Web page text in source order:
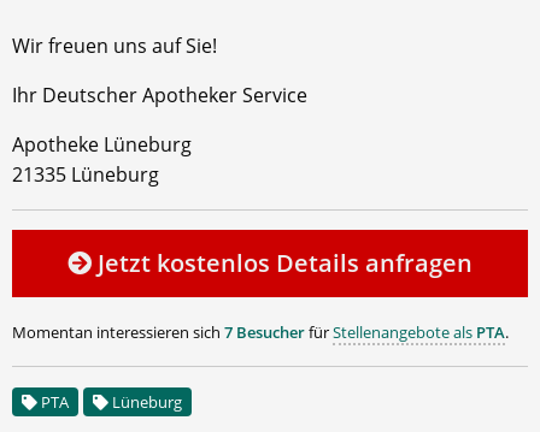
Wir freuen uns auf Sie!
Ihr Deutscher Apotheker Service
Apotheke Lüneburg
21335 Lüneburg
Jetzt kostenlos Details anfragen
Momentan interessieren sich 7 BesucherfürStellenangebote als PTA.
PTA Lüneburg